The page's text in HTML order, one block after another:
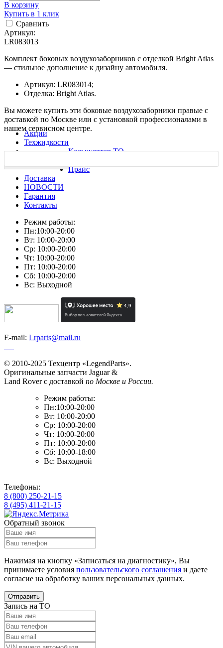
В корзину
Купить в 1 клик
Сравнить
Артикул:
LR083013
Комплект боковых воздухозаборников с отделкой Bright Atlas
— стильное дополнение к дизайну автомобиля.
Артикул: LR083014;
Отделка: Bright Atlas.
Вы можете купить эти боковые воздухозаборники правые с
доставкой по Москве или с установкой профессионалами в
нашем сервисном центре.
Акции
Техжидкости
Калькулятор ТО
Прайс
Доставка
НОВОСТИ
Гарантия
Контакты
Режим работы:
Пн:10:00-20:00
Вт: 10:00-20:00
Ср: 10:00-20:00
Чт: 10:00-20:00
Пт: 10:00-20:00
Сб: 10:00-20:00
Вс: Выходной
E-mail: Lrparts@mail.ru
© 2010-2025 Техцентр «LegendParts».
Оригинальные запчасти Jaguar &
Land Rover с доставкой по Москве и России.
Режим работы:
Пн:10:00-20:00
Вт: 10:00-20:00
Ср: 10:00-20:00
Чт: 10:00-20:00
Пт: 10:00-20:00
Сб: 10:00-18:00
Вс: Выходной
Телефоны:
8 (800) 250-21-15
8 (495) 411-21-15
Обратный звонок
Нажимая на кнопку «Записаться на диагностику», Вы
принимаете условия пользовательского соглашения и даете
согласие на обработку ваших персональных данных.
Отправить
Запись на ТО